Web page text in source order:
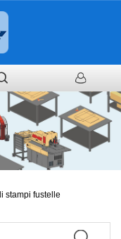
stampi fustelle